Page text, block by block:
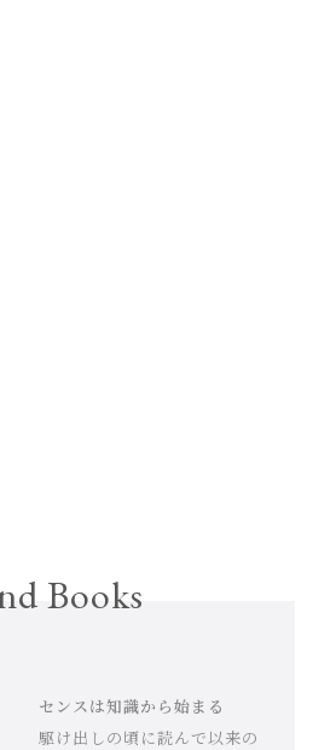
Books
センスは知識から始まる
駆け出しの頃に読んで以来の
DRAFT宮田識 仕事の流儀
センスは知識から始まる
駆け出しの頃に読んで以来の
の教科書
人によって定義